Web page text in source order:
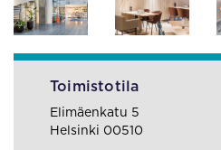
Toimistotila
Elimäenkatu 5
Helsinki 00510